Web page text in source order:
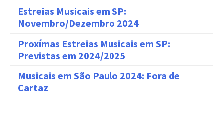
Estreias Musicais em SP:
Novembro/Dezembro 2024
Proxímas Estreias Musicais em SP:
Previstas em 2024/2025
Musicais em São Paulo 2024: Fora de
Cartaz